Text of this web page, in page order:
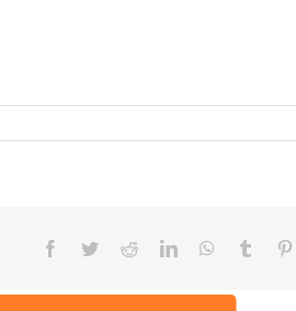
Facebook
TwitterRedditLinkedInWhatsApp
Tumblr